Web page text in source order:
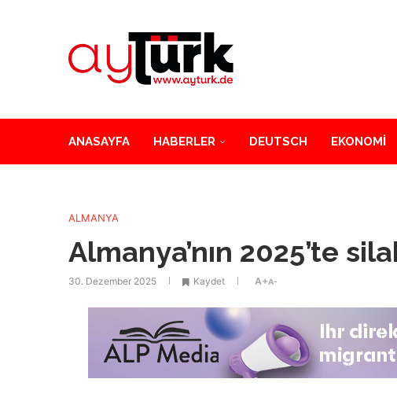
ANASAYFA HABERLER DEUTSCH EKONOMİ
ALMANYA
Almanya’nın 2025’te
30. Dezember 2025 Kaydet A+A-